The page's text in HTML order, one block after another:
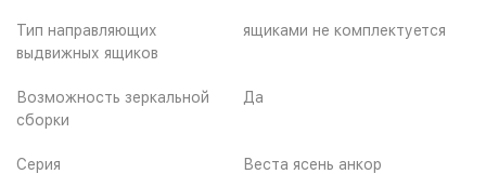
Тип направляющих
выдвижных ящиков
ящиками не комплектуется
Возможность зеркальной
сборки
Да
Серия Веста ясень анкор